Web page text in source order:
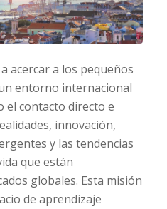
acercar a los pequeños
entorno internacional
el contacto directo e
innovación,
y las tendencias
que están
globales. Esta misión
de aprendizaje